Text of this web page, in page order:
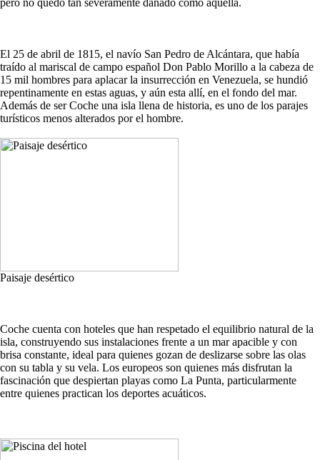
pero no quedó tan severamente dañado como aquélla.
El 25 de abril de 1815, el navío San Pedro de Alcántara, que había
traído al mariscal de campo español Don Pablo Morillo a la cabeza de
15 mil hombres para aplacar la insurrección en Venezuela, se hundió
repentinamente en estas aguas, y aún esta allí, en el fondo del mar.
Además de ser Coche una isla llena de historia, es uno de los parajes
turísticos menos alterados por el hombre.
Paisaje desértico
Coche cuenta con hoteles que han respetado el equilibrio natural de la
isla, construyendo sus instalaciones frente a un mar apacible y con
brisa constante, ideal para quienes gozan de deslizarse sobre las olas
con su tabla y su vela. Los europeos son quienes más disfrutan la
fascinación que despiertan playas como La Punta, particularmente
entre quienes practican los deportes acuáticos.